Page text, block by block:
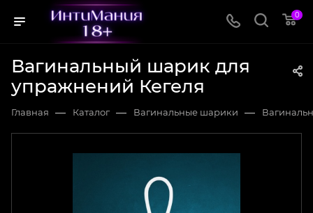
0
Вагинальный шарик для
упражнений Кегеля
Главная — Каталог — Вагинальные шарики —